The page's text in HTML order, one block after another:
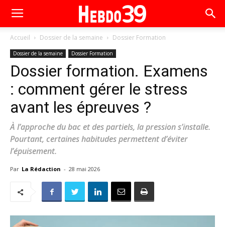
Accueil Dossier de la semaine Dossier Formation
Dossier de la semaine Dossier Formation
Dossier formation. Examens
: comment gérer le stress
avant les épreuves ?
À l’approche du bac et des partiels, la pression s’installe.
Pourtant, certaines habitudes permettent d’éviter
l’épuisement.
Par La Rédaction - 28 mai 2026